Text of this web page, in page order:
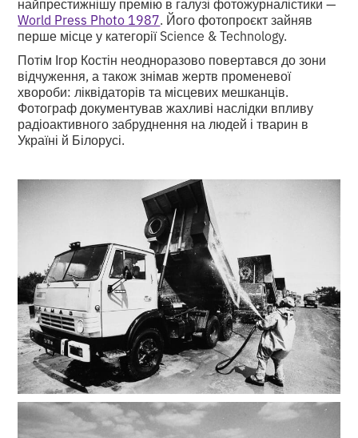
World Press Photo 1987. Його фотопроєкт зайняв
перше місце у категорії Science & Technology.
Потім Ігор Костін неодноразово повертався до зони
відчуження, а також знімав жертв променевої
хвороби: ліквідаторів та місцевих мешканців.
Фотограф документував жахливі наслідки впливу
радіоактивного забруднення на людей і тварин в
Україні й Білорусі.